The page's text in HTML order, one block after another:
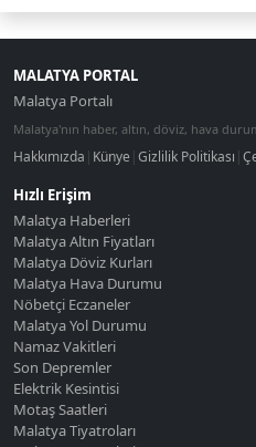
MALATYA PORTAL
Malatya Portalı
Malatya'nın haber, altın, döviz, hava
Hakkımızda | Künye |Gizlilik Politikası |
Hızlı Erişim
Malatya Haberleri
Malatya Altın Fiyatları
Malatya Döviz Kurları
Malatya Hava Durumu
Nöbetçi Eczaneler
Malatya Yol Durumu
Namaz Vakitleri
Son Depremler
Elektrik Kesintisi
Motaş Saatleri
Malatya Tiyatroları